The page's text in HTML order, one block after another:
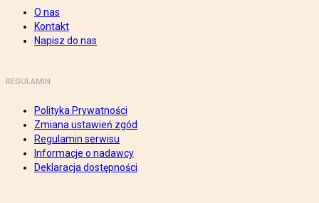
O nas
Kontakt
Napisz do nas
REGULAMIN
Polityka Prywatności
Zmiana ustawień zgód
Regulamin serwisu
Informacje o nadawcy
Deklaracja dostępności